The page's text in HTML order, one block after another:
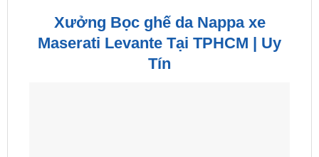
Xưởng Bọc ghế da Nappa xe
Maserati Levante Tại TPHCM | Uy
Tín